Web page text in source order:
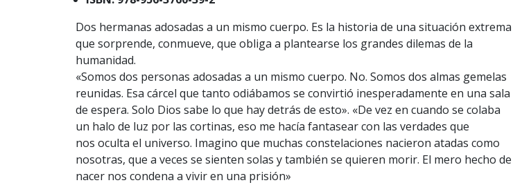
Dos hermanas adosadas a un mismo cuerpo. Es la historia de una situación extrema
que sorprende, conmueve, que obliga a plantearse los grandes dilemas de la
humanidad.
«Somos dos personas adosadas a un mismo cuerpo. No. Somos dos almas gemelas
reunidas. Esa cárcel que tanto odiábamos se convirtió inesperadamente en una sala
de espera. Solo Dios sabe lo que hay detrás de esto». «De vez en cuando se colaba
un halo de luz por las cortinas, eso me hacía fantasear con las verdades que
nos oculta el universo. Imagino que muchas constelaciones nacieron atadas como
nosotras, que a veces se sienten solas y también se quieren morir. El mero hecho de
nacer nos condena a vivir en una prisión»